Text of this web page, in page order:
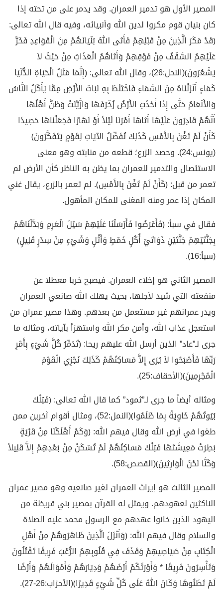
المصير الأول هو تدمير العمران. وقد يدمر على من تحته إذا
كان بنيان قوم مكروا لدين الله وأنبيائه، وفيه قال الله تعالى:
﴿قَدْ مَكَرَ الَّذِينَ مِنْ قَبْلِهِمْ فَأَتَى اللهُ بُنْيَانَهُمْ مِنَ الْقَوَاعِدِ فَخَرَّ
عَلَيْهِمُ السَّقْفُ مِنْ فَوْقِهِمْ وَأَتَاهُمُ الْعَذَابُ مِنْ حَيْثُ لاَ
يَشْعُرُونَ﴾(النحل:26)، وقال الله تعالى: ﴿إِنَّمَا مَثَلُ الْحَيَاةِ الدُّنْيَا
كَمَاءٍ أَنْزَلْنَاهُ مِنَ السَّمَاءِ فَاخْتَلَطَ بِهِ نَبَاتُ الأَرْضِ مِمَّا يَأْكُلُ النَّاسُ
وَالأَنْعَامُ حَتَّى إِذَا أَخَذَتِ الأَرْضُ زُخْرُفَهَا وَازَّيَّنَتْ وَظَنَّ أَهْلُهَا
أَنَّهُمْ قَادِرُونَ عَلَيْهَا أَتَاهَا أَمْرُنَا لَيْلاً أَوْ نَهَارًا فَجَعَلْنَاهَا حَصِيدًا
كَأَنْ لَمْ تَغْنَ بِالأَمْسِ كَذَلِكَ نُفَصِّلُ الآيَاتِ لِقَوْمٍ يَتَفَكَّرُونَ﴾
(يونس:24). وحصد الزرع؛ قطعه من منابته وهو معنى
الاستئصال والتدمير للعمران بما يظن به الناظر كأن الأرض لم
تعمر من قبل: ﴿كَأَنْ لَمْ تَغْنَ بِالأَمْسِ﴾. لم تعمر بالزرع، يقال غني
المكان إذا عمر ومنه المغنى للمكان المأهول.
فقال في سبأ: ﴿فَأَعْرَضُوا فَأَرْسَلْنَا عَلَيْهِمْ سَيْلَ الْعَرِمِ وَبَدَّلْنَاهُمْ
بِجَنَّتَيْهِمْ جَنَّتَيْنِ ذَوَاتَيْ أُكُلٍ خَمْطٍ وَأَثْلٍ وَشَيْءٍ مِنْ سِدْرٍ قَلِيلٍ﴾
(سبأ:16).
المصير الثاني هو إخلاء العمران. فيصبح خربا معطلا عن
منفعته التي شيد لأجلها، بحيث يهلك الله صانعي العمران
ويدر عمرانهم غير مستعمل من بعدهم. وهذا مصير عمران من
استعجل عذاب الله، وأمن مكر الله واستهزأ بآياته، ومثاله ما
جرى لـ”عاد” الذين أرسل الله عليهم ريحا: ﴿تُدَمِّرُ كُلَّ شَيْءٍ بِأَمْرِ
رَبِّهَا فَأَصْبَحُوا لاَ يُرَى إِلاَّ مَسَاكِنُهُمْ كَذَلِكَ نَجْزِي الْقَوْمَ
الْمُجْرِمِينَ﴾(الأحقاف:25).
ومثاله أيضاً ما جرى لـ”ثمود” كما قال الله تعالى: ﴿فَتِلْكَ
بُيُوتُهُمْ خَاوِيَةً بِمَا ظَلَمُوا﴾(النمل:52)، ومثال أقوام آخرين ممن
طغوا في أرض الله وقال فيهم الله: ﴿وَكَمْ أَهْلَكْنَا مِنْ قَرْيَةٍ
بَطِرَتْ مَعِيشَتَهَا فَتِلْكَ مَسَاكِنُهُمْ لَمْ تُسْكَنْ مِنْ بَعْدِهِمْ إِلاَّ قَلِيلاً
وَكُنَّا نَحْنُ الْوَارِثِينَ﴾(القصص:58).
المصير الثالث هو إيراث العمران لغير صانعيه وهو مصير عمران
الناكثين لعهودهم. ويمثل له القرآن بمصير بني قريظة من
اليهود الذين خانوا عهدهم مع الرسول محمد عليه الصلاة
والسلام وقال فيهم الله: ﴿وَأَنْزَلَ الَّذِينَ ظَاهَرُوهُمْ مِنْ أَهْلِ
الْكِتَابِ مِنْ صَيَاصِيهِمْ وَقَذَفَ فِي قُلُوبِهِمُ الرُّعْبَ فَرِيقًا تَقْتُلُونَ
وَتَأْسِرُونَ فَرِيقًا * وَأَوْرَثَكُمْ أَرْضَهُمْ وَدِيَارَهُمْ وَأَمْوَالَهُمْ وَأَرْضًا
لَمْ تَطَئُوهَا وَكَانَ اللهُ عَلَى كُلِّ شَيْءٍ قَدِيرًا﴾(الأحزاب:26-27).